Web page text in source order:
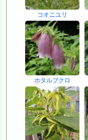
コオニユリ
ホタルブクロ